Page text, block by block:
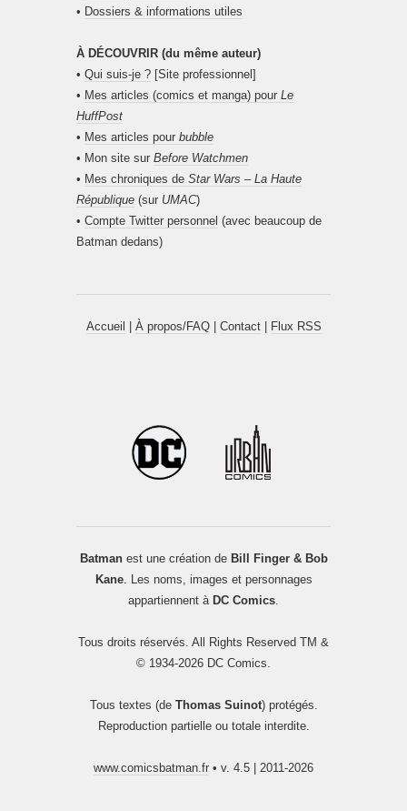
• Dossiers & informations utiles
À DÉCOUVRIR (du même auteur)
• Qui suis-je ? [Site professionnel]
• Mes articles (comics et manga) pour Le
HuffPost
• Mes articles pour bubble
• Mon site sur Before Watchmen
• Mes chroniques de Star Wars – La Haute
République (sur UMAC)
• Compte Twitter personnel (avec beaucoup de
Batman dedans)
Accueil À propos/FAQ| Contact| Flux RSS
Batmanest une création de Bill Finger & Bob
Kane. Les noms, images et personnages
appartiennent à DC Comics.
Tous droits réservés. All Rights Reserved TM &
© 1934-2026 DC Comics.
Tous textes (de Thomas Suinot) protégés.
Reproduction partielle ou totale interdite.
www.comicsbatman.fr • v. 4.5 | 2011-2026